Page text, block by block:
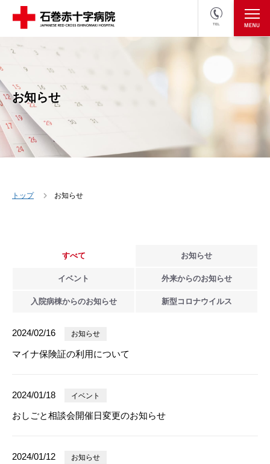
TEL
医療関係者の方
お知らせ
トップ お知らせ
すべて お知らせ
イベント 外来からのお知らせ
入院病棟からのお知らせ 新型 コロナウイルス
2024/02/16 お知らせ
マイナ保険証の利用について
2024/01/18 イベント
おしごと相談会開催日変更のお知らせ
2024/01/12 お知らせ